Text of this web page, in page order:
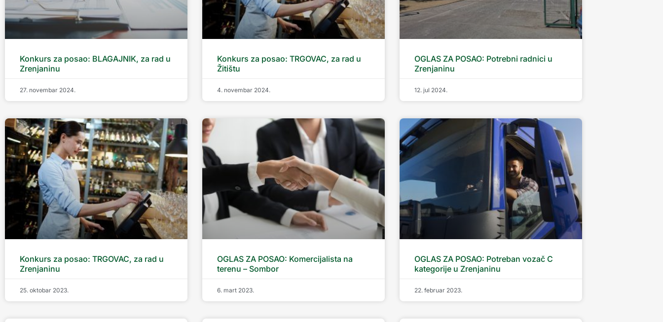
Konkurs za posao: BLAGAJNIK, za rad u
Zrenjaninu
27. novembar 2024.
Konkurs za posao: TRGOVAC, za rad u
Žitištu
4. novembar 2024.
OGLAS ZA POSAO: Potrebni radnici u
Zrenjaninu
12. jul 2024.
Konkurs za posao: TRGOVAC, za rad u
Zrenjaninu
25. oktobar 2023.
OGLAS ZA POSAO: Komercijalista na
terenu – Sombor
6. mart 2023.
OGLAS ZA POSAO: Potreban vozač C
kategorije u Zrenjaninu
22. februar 2023.